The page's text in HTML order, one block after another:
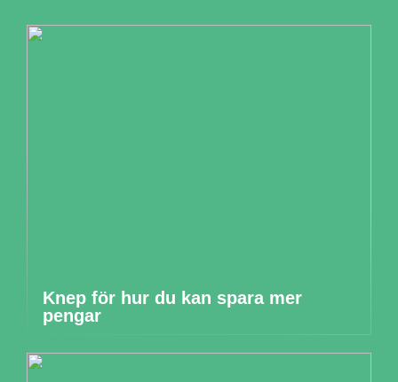
Knep för hur du kan spara mer
pengar